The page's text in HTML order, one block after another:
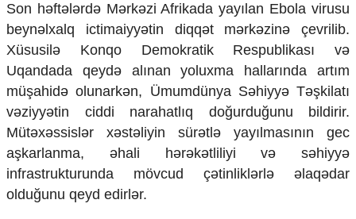
Araşdırma
Multimedia
Foto
Video
İnfoqrafika
Podcast
Humanitar
Elm və təhsil
Mədəniyyət
Son həftələrdə Mərkəzi Afrikada yayılan Ebola virusu
beynəlxalq ictimaiyyətin diqqət mərkəzinə çevrilib.
Xüsusilə Konqo Demokratik Respublikası və
Uqandada qeydə alınan yoluxma hallarında artım
müşahidə olunarkən, Ümumdünya Səhiyyə Təşkilatı
vəziyyətin ciddi narahatlıq doğurduğunu bildirir.
Mütəxəssislər xəstəliyin sürətlə yayılmasının gec
aşkarlanma, əhali hərəkətliliyi və səhiyyə
infrastrukturunda mövcud çətinliklərlə əlaqədar
olduğunu qeyd edirlər.